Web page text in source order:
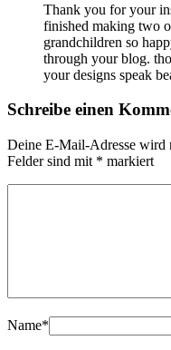
Thank you for your
finished making two
grandchildren so
through your blog.
your designs speak
Schreibe einen
Deine E-Mail-Adresse wird
Felder sind mit * markiert
Name*